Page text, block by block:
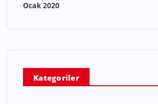
Ocak 2020
Kategoriler